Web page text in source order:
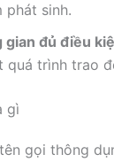
phát sinh.
gian đủ điều
quá trình trao
gì
gọi thông